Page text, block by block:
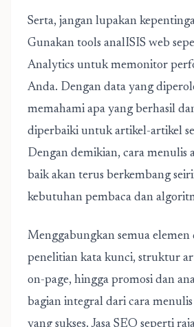
Serta, jangan lupakan
Gunakan tools analISIS web
Analytics untuk memonitor
Anda. Dengan data yang
memahami apa yang berhasil
diperbaiki untuk artikel-artikel
Dengan demikian, cara menulis
baik akan terus berkembang
kebutuhan pembaca dan
Menggabungkan semua elemen
penelitian kata kunci, struktur
on-page, hingga promosi dan
bagian integral dari cara
yang sukses. Jasa SEO seperti